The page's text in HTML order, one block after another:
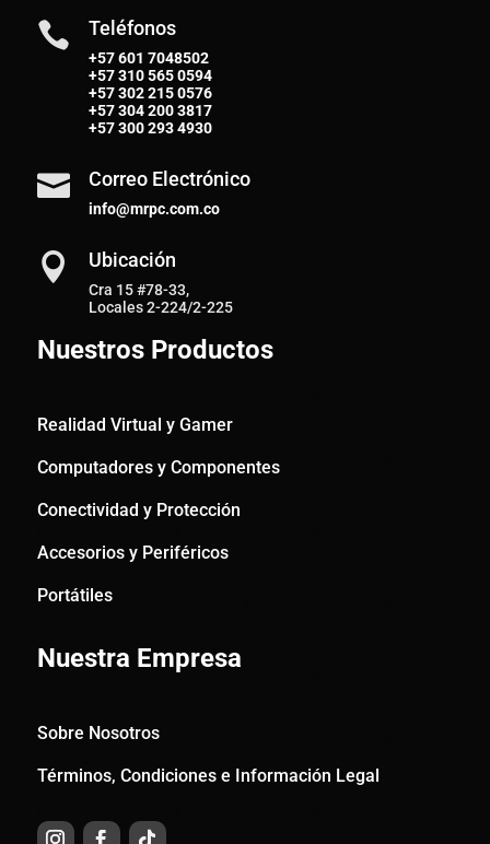
 Teléfonos
+57 601 7048502
+57310 565 0594
+57302 215 0576
+57304 200 3817
+57300 293 4930
 Correo Electrónico
info@mrpc.com.co
 Ubicación
Cra 15 #78-33,
Locales 2-224/2-225
Nuestros Productos
Realidad Virtual y Gamer
Computadores y Componentes
Conectividad y Protección
Accesorios y Periféricos
Portátiles
Nuestra Empresa
Sobre Nosotros
Términos, Condiciones e Información Legal